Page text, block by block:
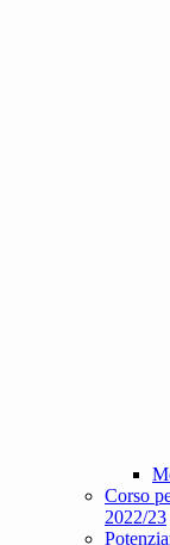
Corso
2022/23